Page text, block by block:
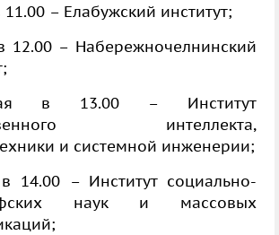
– Елабужский институт;
12.00 – Набережночелнинский
в 13.00 – Институт
интеллекта,
и системной инженерии;
14.00 – Институт социально-
наук и массовых